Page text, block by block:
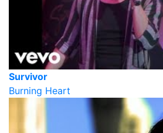
Survivor
Burning Heart